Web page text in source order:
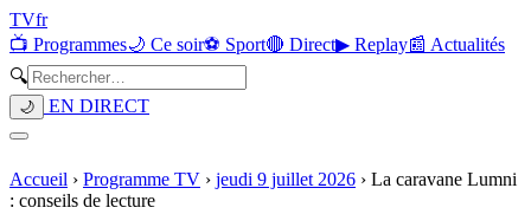
TVfr
📺 Programmes🌙 Ce soir⚽ Sport🔴 Direct▶ Replay📰 Actualités
🔍
🌙 EN DIRECT
Accueil › Programme TV › jeudi 9 juillet 2026 › La caravane Lumni
: conseils de lecture